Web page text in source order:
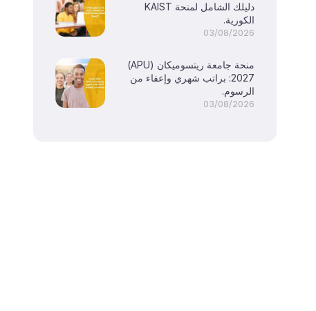
دليلك الشامل لمنحة KAIST
الكورية.
03/08/2026
منحة جامعة ريتسوميكان (APU)
2027: براتب شهري وإعفاء من
الرسوم.
03/08/2026